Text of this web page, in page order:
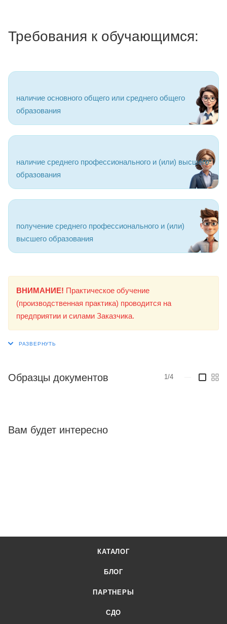
Требования к обучающимся:
наличие основного общего или среднего общего
образования
наличие среднего профессионального и (или) высшего
образования
получение среднего профессионального и (или)
высшего образования
ВНИМАНИЕ! Практическое обучение
(производственная практика) проводится на
предприятии и силами Заказчика.
Образцы документов 1/4
Вам будет интересно
КАТАЛОГ
БЛОГ
ПАРТНЕРЫ
СДО